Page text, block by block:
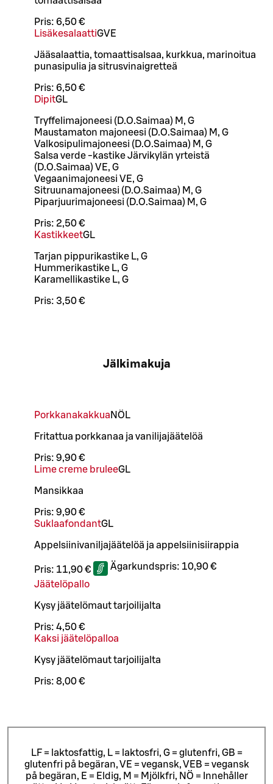
Pris: 6,50 €
LisäkesalaattiGVE
Jääsalaattia, tomaattisalsaa, kurkkua, marinoitua
punasipulia ja sitrusvinaigretteä
Pris: 6,50 €
DipitGL
Tryffelimajoneesi (D.O.Saimaa) M, G
Maustamaton majoneesi (D.O.Saimaa) M, G
Valkosipulimajoneesi (D.O.Saimaa) M, G
Salsa verde -kastike Järvikylän yrteistä
(D.O.Saimaa) VE, G
Vegaanimajoneesi VE, G
Sitruunamajoneesi (D.O.Saimaa) M, G
Piparjuurimajoneesi (D.O.Saimaa) M, G
Pris: 2,50 €
KastikkeetGL
Tarjan pippurikastike L, G
Hummerikastike L, G
Karamellikastike L, G
Pris: 3,50 €
Jälkimakuja
Porkkanakakkua NÖ L
Fritattua porkkanaa ja vanilijajäätelöä
Pris: 9,90 €
Lime creme bruleeGL
Mansikkaa
Pris: 9,90 €
SuklaafondantGL
Appelsiinivaniljajäätelöä ja appelsiinisiirappia
Pris: 11,90 € Ägarkundspris: 10,90 €
Jäätelöpallo
Kysy jäätelömaut tarjoilijalta
Pris: 4,50 €
Kaksi jäätelöpalloa
Kysy jäätelömaut tarjoilijalta
Pris: 8,00 €
LF = laktosfattig, L = laktosfri, G = glutenfri, GB =
glutenfri på begäran, VE = vegansk, VEB = vegansk
på begäran, E = Eldig, M = Mjölkfri, NÖ = Innehåller